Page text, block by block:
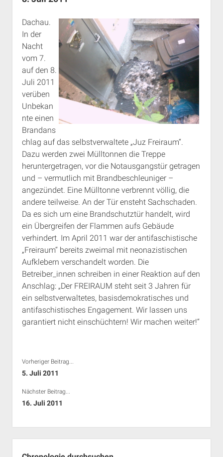
RSS-Feeds, Twitter & Facebook
Bibliothek
Kontakt & PGP-Key
Dachau.
In der
Nacht
vom 7.
auf den 8.
Juli 2011
verüben
Unbekan
nte einen
Brandans
chlag auf das selbstverwaltete „Juz Freiraum“.
Dazu werden zwei Mülltonnen die Treppe
heruntergetragen, vor die Notausgangstür getragen
und – vermutlich mit Brandbeschleuniger –
angezündet. Eine Mülltonne verbrennt völlig, die
andere teilweise. An der Tür ensteht Sachschaden.
Da es sich um eine Brandschutztür handelt, wird
ein Übergreifen der Flammen aufs Gebäude
verhindert. Im April 2011 war der antifaschistische
„Freiraum“ bereits zweimal mit neonazistischen
Aufklebern verschandelt worden. Die
Betreiber_innen schreiben in einer Reaktion auf den
Anschlag: „Der FREIRAUM steht seit 3 Jahren für
ein selbstverwaltetes, basisdemokratisches und
antifaschistisches Engagement. Wir lassen uns
garantiert nicht einschüchtern! Wir machen weiter!“
Vorheriger Beitrag...
5. Juli 2011
Nächster Beitrag...
16. Juli 2011